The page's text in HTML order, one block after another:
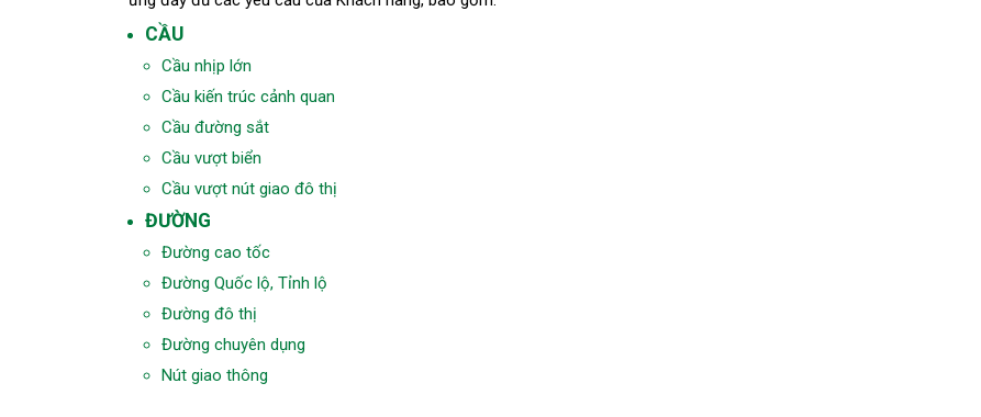
CẦU
Cầu nhịp lớn
Cầu kiến trúc cảnh quan
Cầu đường sắt
Cầu vượt biển
Cầu vượt nút giao đô thị
ĐƯỜNG
Đường cao tốc
Đường Quốc lộ, Tỉnh lộ
Đường đô thị
Đường chuyên dụng
Nút giao thông